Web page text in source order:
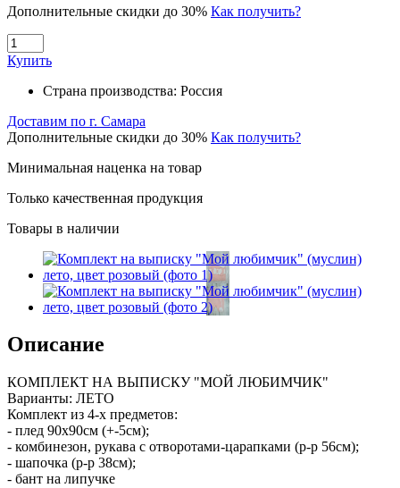
Дополнительные скидки до 30% Как получить?
Купить
Страна производства: Россия
Доставим по г. Самара
Дополнительные скидки до 30% Как получить?
Минимальная наценка на товар
Только качественная продукция
Товары в наличии
Описание
КОМПЛЕКТ НА ВЫПИСКУ "МОЙ ЛЮБИМЧИК"
Варианты: ЛЕТО
Комплект из 4-х предметов:
- плед 90х90см (+-5см);
- комбинезон, рукава с отворотами-царапками (р-р 56см);
- шапочка (р-р 38см);
- бант на липучке